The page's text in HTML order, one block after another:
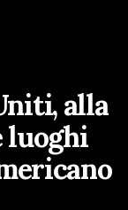
alla
luoghi